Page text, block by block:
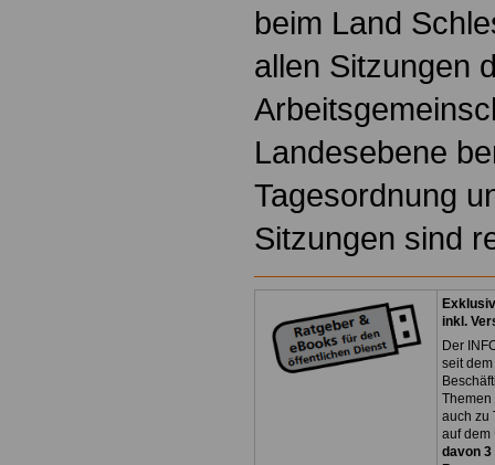
beim Land
allen Sitzungen
Landesebene
Tagesordnung
Sitzungen sind
inkl.
Der
seit
Themen
auch zu
auf dem
davon 3